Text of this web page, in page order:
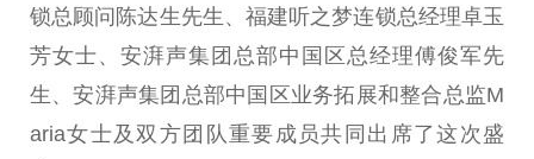
锁总顾问陈达生先生、福建听之梦连锁总经理卓玉
芳女士、安湃声集团总部中国区总经理傅俊军先
生、安湃声集团总部中国区业务拓展和整合总监M
aria女士及双方团队重要成员共同出席了这次盛